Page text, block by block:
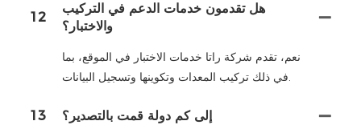
12
هل تقدمون خدمات الدعم في التركيب
والاختبار؟
نعم، تقدم شركة راتا خدمات الاختبار في الموقع، بما
في ذلك تركيب المعدات وتكوينها وتسجيل البيانات.
13 إلى كم دولة قمت بالتصدير؟